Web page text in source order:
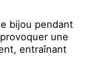
bijou pendant
une
entraînant